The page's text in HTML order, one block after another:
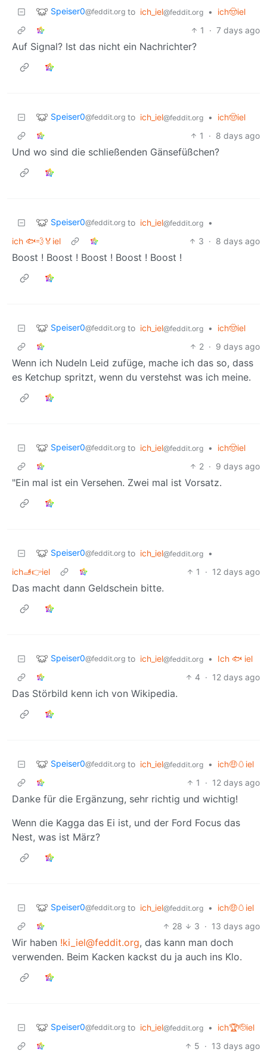
Speiser0@feddit.org to ich_iel@feddit.org •
ich🤠iel
1
· 7 days ago
Auf Signal? Ist das nicht ein Nachrichter?
Speiser0@feddit.org to ich_iel@feddit.org •
ich🤠iel
1
· 8 days ago
Und wo sind die schließenden Gänsefüßchen?
Speiser0@feddit.org to ich_iel@feddit.org
•
ich 🐟💨🏅iel
3 · 8 days ago
Boost ! Boost ! Boost ! Boost ! Boost !
Speiser0@feddit.org to ich_iel@feddit.org •
ich🤠iel
2 · 9 days ago
Wenn ich Nudeln Leid zufüge, mache ich das so, dass
es Ketchup spritzt, wenn du verstehst was ich meine.
Speiser0@feddit.org to ich_iel@feddit.org •
ich🤠iel
2 · 9 days ago
"Ein mal ist ein Versehen. Zwei mal ist Vorsatz.
Speiser0@feddit.org to ich_iel@feddit.org
•
ich🫸👉iel
1 · 12 days ago
Das macht dann Geldschein bitte.
Speiser0@feddit.org to ich_iel@feddit.org •
Ich 🐟 iel
4 · 12 days ago
Das Störbild kenn ich von Wikipedia.
Speiser0@feddit.org to ich_iel@feddit.org •
ich🤑🥚iel
1
· 12 days ago
Danke für die Ergänzung, sehr richtig und wichtig!
Wenn die Kagga das Ei ist, und der Ford Focus das
Nest, was ist März?
Speiser0@feddit.org to ich_iel@feddit.org •
ich🤑🥚iel
28
3 · 13 days ago
Wir haben !ki_iel@feddit.org, das kann man doch
verwenden. Beim Kacken kackst du ja auch ins Klo.
Speiser0@feddit.org to ich_iel@feddit.org •
ich🏆🫡iel
5 · 13 days ago